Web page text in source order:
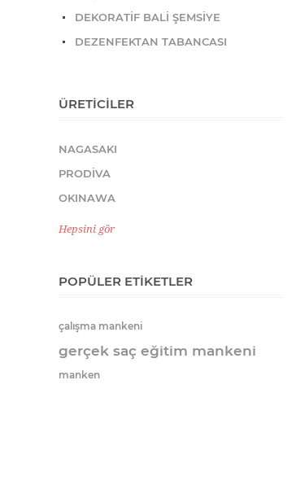
DEKORATİF BALİ ŞEMSİYE
DEZENFEKTAN TABANCASI
ÜRETICILER
NAGASAKI
PRODİVA
OKINAWA
Hepsini gör
POPÜLER ETIKETLER
çalışma mankeni
gerçek saç eğitim mankeni
manken